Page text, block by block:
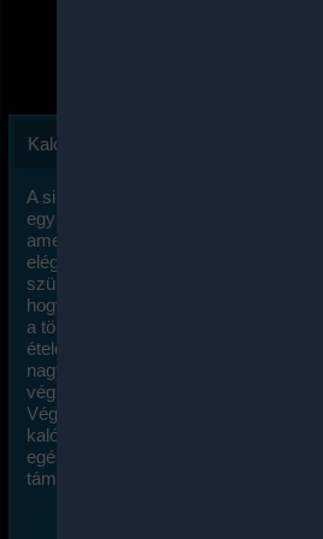
Kalóriaszámlálás
A sikeres fogyás titka valójában igen
egyszerű: égess több energiát, mint
amennyit beviszel. Természetesen
elég nagy fegyelemre és akaraterőre
szükség, de meglepődve fogod
hogy a kalóriaszámolás mennyire
a többi diétához képest. Itt nincsenek
ételek és a megengedett kalóriabevitelt
nagymértékben növelheted ha
végzel.
Végül, de nem utolsó sorban, a
kalóriaszámolás módszerét a legtöbb
egészségügyi szakorvos ajánlja és
támogatja.